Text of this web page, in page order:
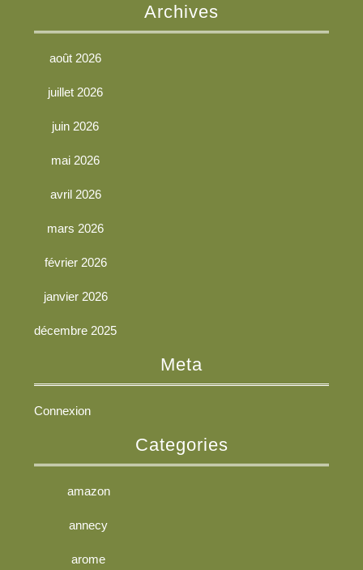
Archives
août 2026
juillet 2026
juin 2026
mai 2026
avril 2026
mars 2026
février 2026
janvier 2026
décembre 2025
Meta
Connexion
Categories
amazon
annecy
arome